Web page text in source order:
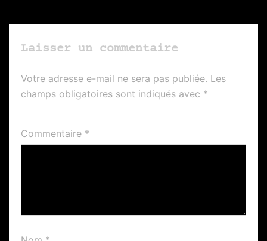
Laisser un commentaire
Votre adresse e-mail ne sera pas publiée. Les
champs obligatoires sont indiqués avec *
Commentaire *